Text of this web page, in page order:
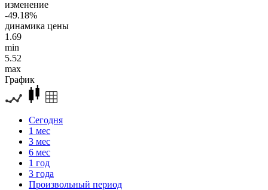
изменение
-49.18%
динамика цены
1.69
min
5.52
max
График
Сегодня
1 мес
3 мес
6 мес
1 год
3 года
Произвольный период